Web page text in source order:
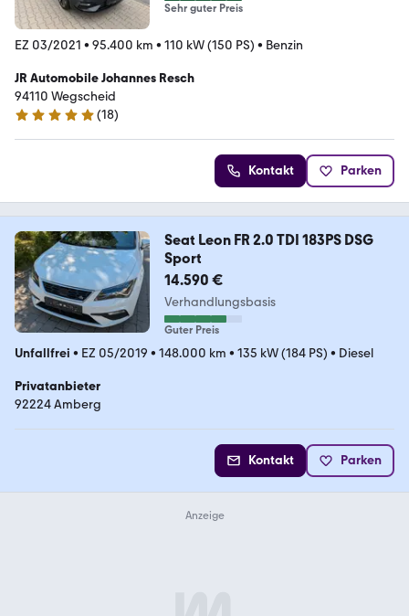
Sehr guter Preis
EZ 03/2021 • 95.400 km • 110 kW (150 PS) • Benzin
JR Automobile Johannes Resch
94110 Wegscheid
4.8 Sterne
(18)
Kontakt Parken
Seat Leon FR 2.0 TDI 183PS DSG
Sport
14.590 €
Verhandlungsbasis
Guter Preis
Unfallfrei • EZ 05/2019 • 148.000 km • 135 kW (184 PS) • Diesel
Privatanbieter
92224 Amberg
Kontakt Parken